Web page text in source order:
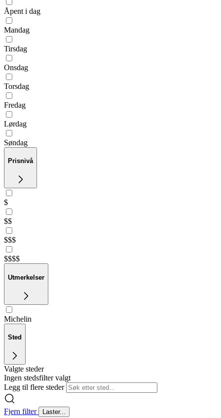
Åpent i dag
Mandag
Tirsdag
Onsdag
Torsdag
Fredag
Lørdag
Søndag
Prisnivå
$
$$
$$$
$$$$
Utmerkelser
Michelin
Sted
Valgte steder
Ingen stedsfilter valgt
Legg til flere steder
Fjern filter Laster...